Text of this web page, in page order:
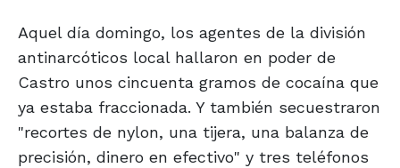
Aquel día domingo, los agentes de la división
antinarcóticos local hallaron en poder de
Castro unos cincuenta gramos de cocaína que
ya estaba fraccionada. Y también secuestraron
"recortes de nylon, una tijera, una balanza de
precisión, dinero en efectivo" y tres teléfonos